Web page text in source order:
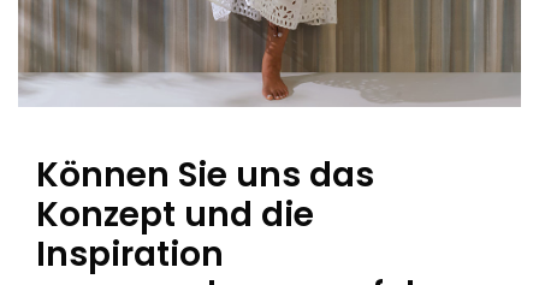
Können Sie uns das
Konzept und die
Inspiration